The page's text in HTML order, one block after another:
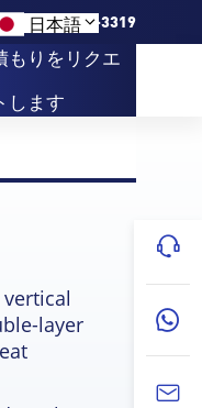
183-3726-3319
もりをリクエ
します
日本語
layer